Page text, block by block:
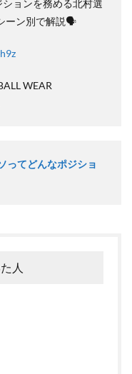
ョンを務める北村選
ーン別で解説🗣
WEAR
ってどんなポジショ
人